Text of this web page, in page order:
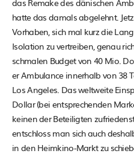
hatte das damals abgelehnt.
Vorhaben, sich mal kurz die
Isolation zu vertreiben, genau
schmalen Budget von 40 Mio.
er Ambulance innerhalb von 38
Los Angeles. Das weltweite
Dollar (bei entsprechenden
keinen der Beteiligten
entschloss man sich auch
in den Heimkino-Markt zu